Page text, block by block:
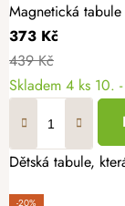
Magnetická
373 Kč
439 Kč
Skladem 4 ks 10.
Dětská tabule,
-20%